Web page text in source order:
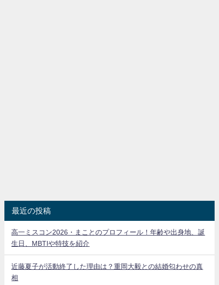
最近の投稿
高一ミスコン2026・まことのプロフィール！年齢や出身地、誕
生日、MBTIや特技を紹介
近藤夏子が活動終了した理由は？重岡大毅との結婚匂わせの真
相